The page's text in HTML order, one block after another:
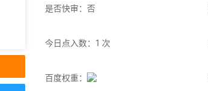
是否快审：否
今日点入数：1 次
百度权重：